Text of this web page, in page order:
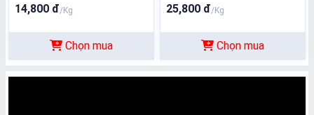
14,800 đ/Kg
Chọn mua
25,800 đ/Kg
Chọn mua